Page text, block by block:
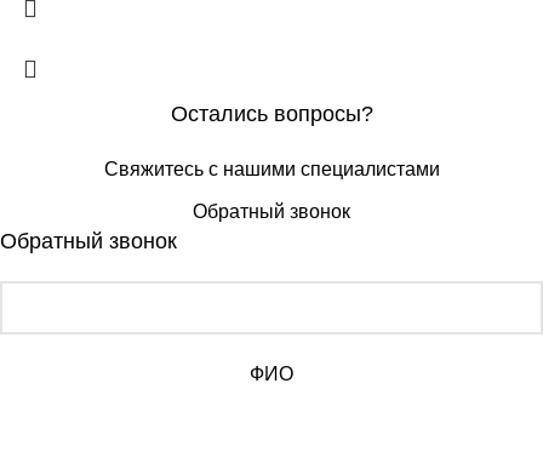
Остались вопросы?
Свяжитесь с нашими специалистами
Обратный звонок
Обратный звонок
ФИО